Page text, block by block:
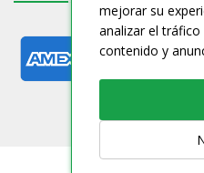
mejorar su
analizar el
contenido y